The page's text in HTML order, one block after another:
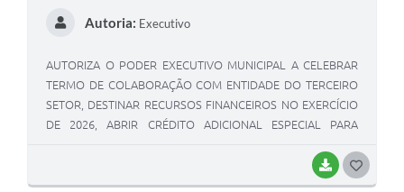
BAIXAR
Autoria: Executivo
AUTORIZA O PODER EXECUTIVO MUNICIPAL A CELEBRAR
TERMO DE COLABORAÇÃO COM ENTIDADE DO TERCEIRO
SETOR, DESTINAR RECURSOS FINANCEIROS NO EXERCÍCIO
DE 2026, ABRIR CRÉDITO ADICIONAL ESPECIAL PARA